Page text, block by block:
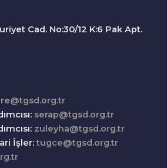
Cad. No:30/12 K:6 Pak Apt.
serap@tgsd.org.tr
zuleyha@tgsd.org.tr
İşler:tugce@tgsd.org.tr